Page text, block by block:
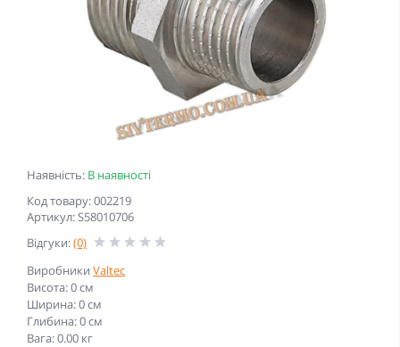
Наявність: В наявності
Код товару: 002219
Артикул: S58010706
Відгуки:(0)
Виробники Valtec
Висота: 0 см
Ширина: 0 см
Глибина: 0 см
Вага: 0.00 кг